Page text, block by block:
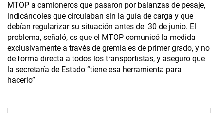
MTOP a camioneros que pasaron por balanzas de pesaje,
indicándoles que circulaban sin la guía de carga y que
debían regularizar su situación antes del 30 de junio. El
problema, señaló, es que el MTOP comunicó la medida
exclusivamente a través de gremiales de primer grado, y no
de forma directa a todos los transportistas, y aseguró que
la secretaría de Estado “tiene esa herramienta para
hacerlo”.